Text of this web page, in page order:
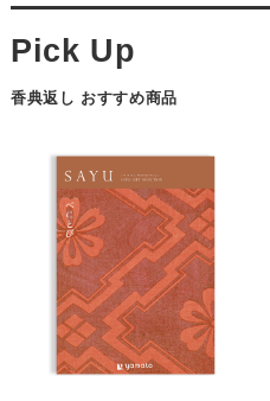
香典返し おすすめ商品